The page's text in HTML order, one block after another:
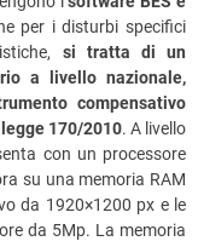
per i disturbi specifici
si tratta di un
a livello nazionale,
compensativo
170/2010. A livello
con un processore
su una memoria RAM
da 1920×1200 px e le
da 5Mp. La memoria